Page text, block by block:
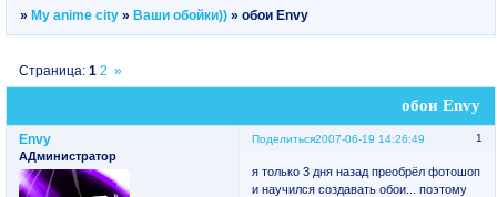
»My anime city »Ваши обойки)) »обои Envy
обои Envy
Страница:1 2 »
Поделиться 1
2007-06-19 14:26:49
Envy
АДминистратор
я только 3 дня назад преобрёл фотошоп
и научился создавать обои... поэтому